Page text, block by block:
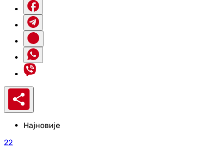
Најновије
22